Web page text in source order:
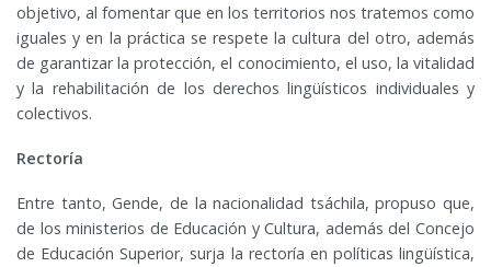
objetivo, al fomentar que en los territorios nos tratemos como
iguales y en la práctica se respete la cultura del otro, además
de garantizar la protección, el conocimiento, el uso, la vitalidad
y la rehabilitación de los derechos lingüísticos individuales y
colectivos.
Rectoría
Entre tanto, Gende, de la nacionalidad tsáchila, propuso que,
de los ministerios de Educación y Cultura, además del Concejo
de Educación Superior, surja la rectoría en políticas lingüística,